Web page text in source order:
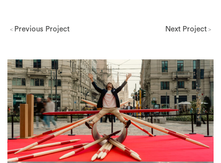
Milano Design Week 2026
View Project
< Previous Project Next Project >